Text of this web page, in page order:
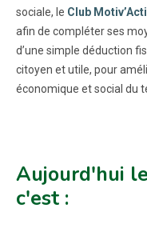
sociale, le Club
afin de compléter ses
d’une simple déduction
citoyen et utile, pour
économique et social du
Aujourd'hui
c'est :